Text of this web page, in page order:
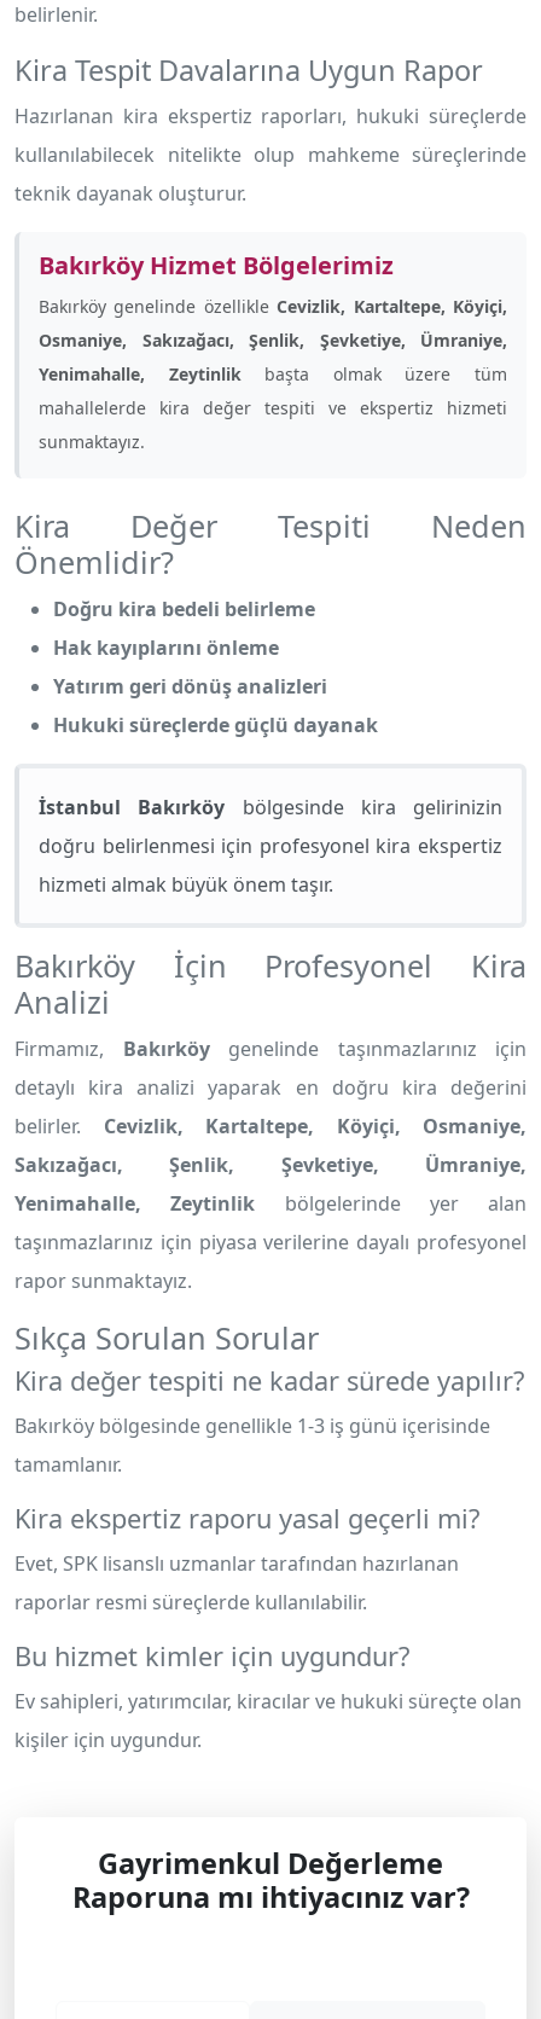
belirlenir.
Kira Tespit Davalarına Uygun Rapor
Hazırlanan kira ekspertiz raporları, hukuki süreçlerde
kullanılabilecek nitelikte olup mahkeme süreçlerinde
teknik dayanak oluşturur.
Bakırköy Hizmet Bölgelerimiz
Bakırköy genelinde özellikleCevizlik, Kartaltepe, Köyiçi,
Osmaniye, Sakızağacı, Şenlik, Şevketiye, Ümraniye,
Yenimahalle, Zeytinlikbaşta olmak üzere tüm
mahallelerde kira değer tespiti ve ekspertiz hizmeti
sunmaktayız.
Kira Değer Tespiti Neden
Önemlidir?
Doğru kira bedeli belirleme
Hak kayıplarını önleme
Yatırım geri dönüş analizleri
Hukuki süreçlerde güçlü dayanak
İstanbul Bakırköy bölgesinde kira gelirinizin
doğru belirlenmesi için profesyonel kira ekspertiz
hizmeti almak büyük önem taşır.
Bakırköy İçin Profesyonel Kira
Analizi
Firmamız, Bakırköygenelinde taşınmazlarınız için
detaylı kira analizi yaparak en doğru kira değerini
belirler. Cevizlik, Kartaltepe, Köyiçi, Osmaniye,
Sakızağacı, Şenlik, Şevketiye, Ümraniye,
Yenimahalle, Zeytinlik bölgelerinde yer alan
taşınmazlarınız için piyasa verilerine dayalı profesyonel
rapor sunmaktayız.
Sıkça Sorulan Sorular
Kira değer tespiti ne kadar sürede yapılır?
Bakırköy bölgesinde genellikle 1-3 iş günü içerisinde
tamamlanır.
Kira ekspertiz raporu yasal geçerli mi?
Evet, SPK lisanslı uzmanlar tarafından hazırlanan
raporlar resmi süreçlerde kullanılabilir.
Bu hizmet kimler için uygundur?
Ev sahipleri, yatırımcılar, kiracılar ve hukuki süreçte olan
kişiler için uygundur.
Gayrimenkul Değerleme
Raporuna mı ihtiyacınız var?